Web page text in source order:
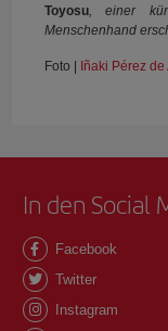
Toyosu, einer
Menschenhand
Foto | Iñaki Pérez
In den Social
Facebook
Twitter
Instagram